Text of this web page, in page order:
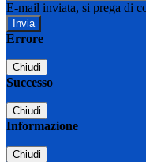
E-mail inviata, si prega di
Errore
Chiudi
Successo
Chiudi
Informazione
Chiudi